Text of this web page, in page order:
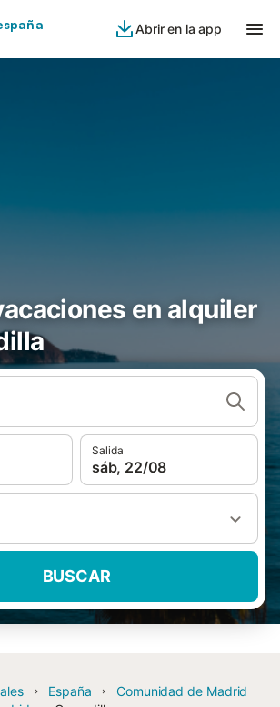
Abrir en la app
en alquiler
Salida
sáb, 22/08
BUSCAR
España
Comunidad de Madrid